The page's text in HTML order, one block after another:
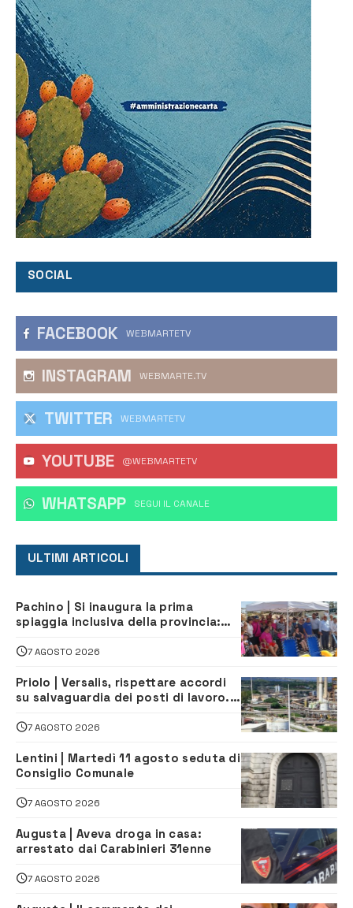
SOCIAL
FACEBOOK WEBMARTETV
INSTAGRAM WEBMARTE.TV
TWITTER WEBMARTETV
YOUTUBE @WEBMARTETV
WHATSAPP ‎SEGUI IL CANALE
ULTIMI ARTICOLI
Pachino | Si inaugura la prima
spiaggia inclusiva della provincia:
tutti
7 AGOSTO 2026
Priolo | Versalis, rispettare accordi
su salvaguardia dei posti di lavoro. Il
7 AGOSTO 2026
Lentini | Martedì 11 agosto seduta di
Consiglio Comunale
7 AGOSTO 2026
Augusta | Aveva droga in casa:
arrestato dai Carabinieri 31enne
7 AGOSTO 2026